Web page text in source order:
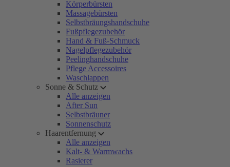
Körperbürsten
Massagebürsten
Selbstbräungshandschuhe
Fußpflegezubehör
Hand & Fuß-Schmuck
Nagelpflegezubehör
Peelinghandschuhe
Pflege Accessoires
Waschlappen
Sonne & Schutz
Alle anzeigen
After Sun
Selbstbräuner
Sonnenschutz
Haarentfernung
Alle anzeigen
Kalt- & Warmwachs
Rasierer